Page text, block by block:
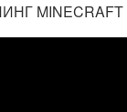
MINECRAFT